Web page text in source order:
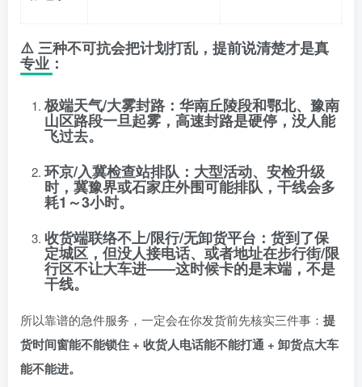
⚠️三种不可抗会把计划打乱，提前说清楚才是真
专业：
极端天气/大雾封路 ：华南丘陵段和鄂北、豫南
山区路段一旦起雾，高速封路是硬停，没人能
飞过去。
环京/入冀检查站排队 ：大型活动、安检升级
时，冀豫界或石家庄外围可能排队，干线会多
耗1～3小时。
收货端联络不上/限行/无卸货平台 ：货到了保
定城区，但没人接电话、或者地址在步行街/限
行区不让大车进——这时候卡的是末端，不是
干线。
所以靠谱的急件服务，一定会在你发货前先核实三件事： 提
货时间窗能不能锁住 + 收货人电话能不能打通 + 卸货点大车
能不能进。